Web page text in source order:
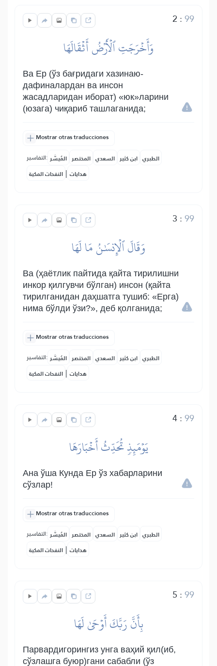
2 :99
وَأَخۡرَجَتِ ٱلۡأَرۡضُ أَثۡقَالَهَا
Ва Ер (ўз бағридаги хазинаю-
дафиналардан ва инсон
жасадларидан иборат) «юк»ларини
(юзага) чиқариб ташлаганида;
Mostrar otras traducciones
التفاسير: المُيسَّر المختصر السعدي ابن كثير الطبري
النفحات المكية | هدايات
3 :99
وَقَالَ ٱلۡإِنسَٰنُ مَا لَهَا
Ва (ҳаётлик пайтида қайта тирилишни
инкор қилгувчи бўлган) инсон (қайта
тирилганидан даҳшатга тушиб: «Ерга)
нима бўлди ўзи?», деб қолганида;
Mostrar otras traducciones
التفاسير: المُيسَّر المختصر السعدي ابن كثير الطبري
النفحات المكية | هدايات
4:99
يَوۡمَئِذٖ تُحَدِّثُ أَخۡبَارَهَا
Ана ўша Кунда Ер ўз хабарларини
сўзлар!
Mostrar otras traducciones
التفاسير: المُيسَّر المختصر السعدي ابن كثير الطبري
النفحات المكية | هدايات
5 :99
بِأَنَّ رَبَّكَ أَوۡحَىٰ لَهَا
Парвардигорингиз унга ваҳий қил(иб,
сўзлашга буюр)гани сабабли (ўз